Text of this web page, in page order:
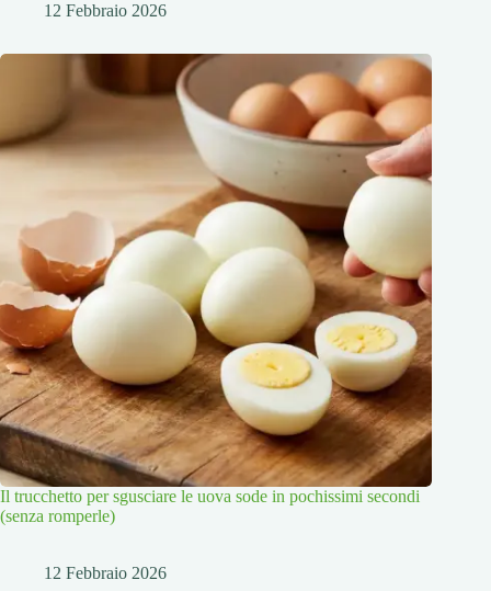
12 Febbraio 2026
Il trucchetto per sgusciare le uova sode in pochissimi secondi
(senza romperle)
12 Febbraio 2026